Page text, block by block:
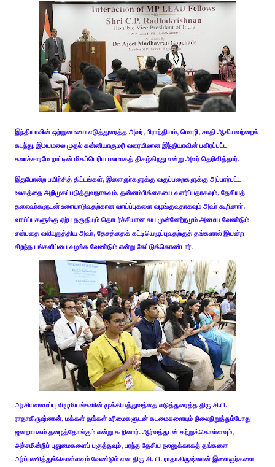
இந்தியாவின் ஒற்றுமையை எடுத்துரைத்த அவர், பிராந்தியம், மொழி, சாதி ஆகியவற்றைக்
கடந்து, இமயமலை முதல் கன்னியாகுமரி வரையிலான இந்தியாவின் பகிரப்பட்ட
கலாச்சாரமே நாட்டின் மிகப்பெரிய பலமாகத் திகழ்கிறது என்று அவர் தெரிவித்தார்.
இதுபோன்ற பயிற்சித் திட்டங்கள், இளைஞர்களுக்கு வகுப்பறைகளுக்கு அப்பாற்பட்ட
உலகத்தை அறிமுகப்படுத்துவதாகவும், தன்னம்பிக்கையை வளர்ப்பதாகவும், தேசியத்
தலைவர்களுடன் உரையாடுவதற்கான வாய்ப்புகளை வழங்குவதாகவும் அவர் கூறினார்.
வாய்ப்புகளுக்கு ஏற்ப தகுதியும் தொடர்ச்சியான சுய முன்னேற்றமும் அமைய வேண்டும்
என்பதை வலியுறுத்திய அவர், தேசத்தைக் கட்டியெழுப்புவதற்குத் தங்களால் இயன்ற
சிறந்த பங்களிப்பை வழங்க வேண்டும் என்று கேட்டுக்கொண்டார்.
அரசியலமைப்பு விழுமியங்களின் முக்கியத்துவத்தை எடுத்துரைத்த திரு சி.பி.
ராதாகிருஷ்ணன், மக்கள் தங்கள் உரிமைகளுடன் கடமைகளையும் நிலைநிறுத்தும்போது
ஜனநாயகம் தழைத்தோங்கும் என்று கூறினார். ஆர்வத்துடன் கற்றுக்கொள்ளவும்,
அச்சமின்றிப் புதுமைகளைப் புகுத்தவும், பரந்த தேசிய நலனுக்காகத் தங்களை
அர்ப்பணித்துக்கொள்ளவும் வேண்டும் என திரு சி. பி. ராதாகிருஷ்ணன் இளைஞர்களை